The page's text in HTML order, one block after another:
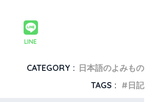
LINE
CATEGORY : 日本語のよみもの
TAGS :
日記